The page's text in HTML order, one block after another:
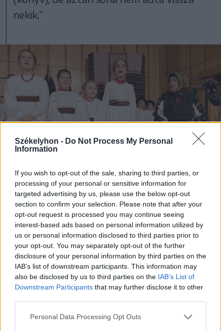
Székelyhon - Do Not Process My Personal
Information
If you wish to opt-out of the sale, sharing to third parties, or
processing of your personal or sensitive information for
targeted advertising by us, please use the below opt-out
section to confirm your selection. Please note that after your
opt-out request is processed you may continue seeing
interest-based ads based on personal information utilized by
us or personal information disclosed to third parties prior to
your opt-out. You may separately opt-out of the further
disclosure of your personal information by third parties on the
IAB’s list of downstream participants. This information may
also be disclosed by us to third parties on the IAB’s List of
Downstream Participants that may further disclose it to other
Personal Data Processing Opt Outs
nekik.”
Fontos átadni a népdalkincset
FOTÓ: GÁBOS ALBIN
Domokos Pál Péter 1929-ben és 1932-ben
megvalósított moldvai útjai során több
helyen találkozott a Kájoni János sokszor
már rongyosra olvasott énekeskönyvével.
Moldvai magyarság című könyvének mind